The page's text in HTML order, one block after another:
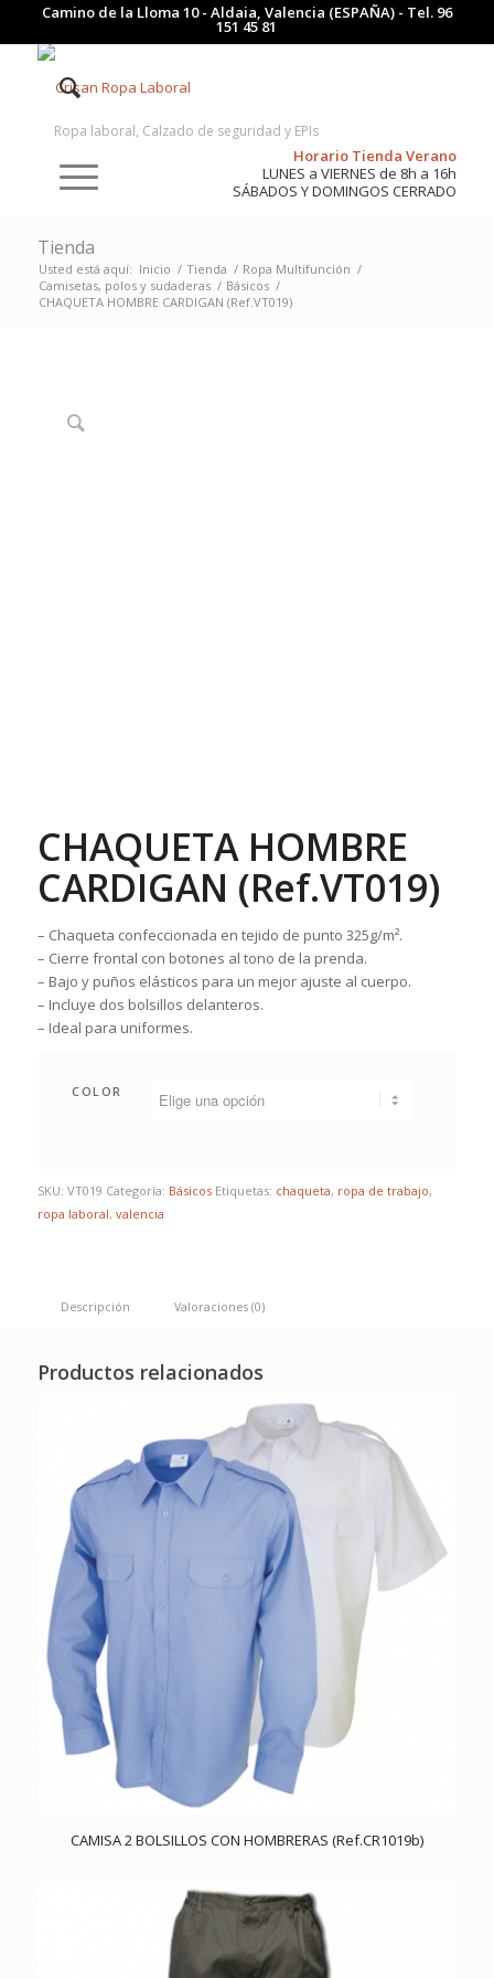
Camino de la Lloma 10 - Aldaia, Valencia (ESPAÑA) - Tel. 96
151 45 81
Ropa laboral, Calzado de seguridad y EPIs
Horario Tienda Verano
LUNES a VIERNES de 8h a 16h
SÁBADOS Y DOMINGOS CERRADO
Tienda
Usted está aquí: Inicio / Tienda / Ropa Multifunción /
Camisetas, polos y sudaderas / Básicos /
CHAQUETA HOMBRE CARDIGAN (Ref.VT019)
CHAQUETA HOMBRE
CARDIGAN (Ref.VT019)
– Chaqueta confeccionada en tejido de punto 325g/m².
– Cierre frontal con botones al tono de la prenda.
– Bajo y puños elásticos para un mejor ajuste al cuerpo.
– Incluye dos bolsillos delanteros.
– Ideal para uniformes.
COLOR
SKU: VT019 Categoría: Básicos Etiquetas: chaqueta, ropa de trabajo,
ropa laboral, valencia
Descripción Valoraciones (0)
Productos relacionados
CAMISA 2 BOLSILLOS CON HOMBRERAS (Ref.CR1019b)